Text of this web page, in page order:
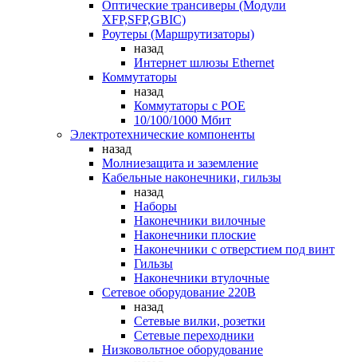
Оптические трансиверы (Модули
XFP,SFP,GBIC)
Роутеры (Маршрутизаторы)
назад
Интернет шлюзы Ethernet
Коммутаторы
назад
Коммутаторы c POE
10/100/1000 Мбит
Электротехнические компоненты
назад
Молниезащита и заземление
Кабельные наконечники, гильзы
назад
Наборы
Наконечники вилочные
Наконечники плоские
Наконечники с отверстием под винт
Гильзы
Наконечники втулочные
Сетевое оборудование 220В
назад
Сетевые вилки, розетки
Сетевые переходники
Низковольтное оборудование